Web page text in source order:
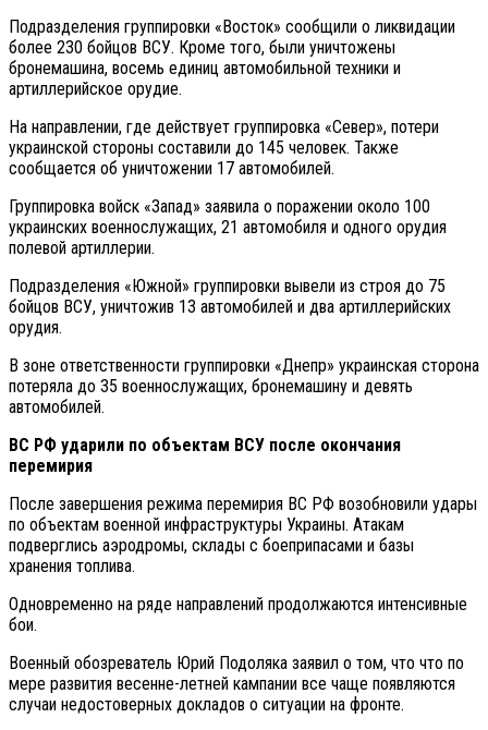
Подразделения группировки «Восток» сообщили о ликвидации
более 230 бойцов ВСУ. Кроме того, были уничтожены
бронемашина, восемь единиц автомобильной техники и
артиллерийское орудие.
На направлении, где действует группировка «Север», потери
украинской стороны составили до 145 человек. Также
сообщается об уничтожении 17 автомобилей.
Группировка войск «Запад» заявила о поражении около 100
украинских военнослужащих, 21 автомобиля и одного орудия
полевой артиллерии.
Подразделения «Южной» группировки вывели из строя до 75
бойцов ВСУ, уничтожив 13 автомобилей и два артиллерийских
орудия.
В зоне ответственности группировки «Днепр» украинская сторона
потеряла до 35 военнослужащих, бронемашину и девять
автомобилей.
ВС РФ ударили по объектам ВСУ после окончания
перемирия
После завершения режима перемирия ВС РФ возобновили удары
по объектам военной инфраструктуры Украины. Атакам
подверглись аэродромы, склады с боеприпасами и базы
хранения топлива.
Одновременно на ряде направлений продолжаются интенсивные
бои.
Военный обозреватель Юрий Подоляка заявил о том, что что по
мере развития весенне-летней кампании все чаще появляются
случаи недостоверных докладов о ситуации на фронте.